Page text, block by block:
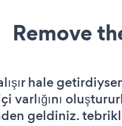
Remove
hale
varlığını
geldiniz.